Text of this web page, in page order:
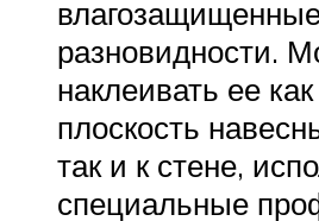
разновидности.
наклеивать ее
плоскость
так и к стене,
специальные